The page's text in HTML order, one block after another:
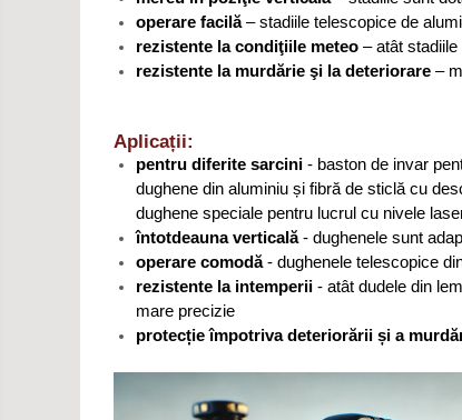
operare facilă– stadiile telescopice de
rezistente la condiţiile meteo – atât
rezistente la murdărie şi la deteriorare –
Aplicații:
pentru diferite sarcini - baston de invar
dughene din aluminiu și fibră de sticlă cu
dughene speciale pentru lucrul cu nivele
întotdeauna verticală- dughenele sunt
operare comodă- dughenele telescopice
rezistente la intemperii - atât dudele din
mare precizie
protecție împotriva deteriorării și a